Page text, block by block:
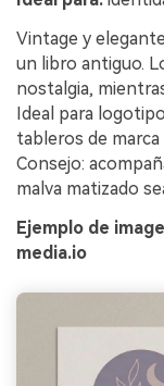
Vintage y
un libro antiguo.
nostalgia,
Ideal para
tableros de
Consejo:
malva matizado
Ejemplo de
media.io